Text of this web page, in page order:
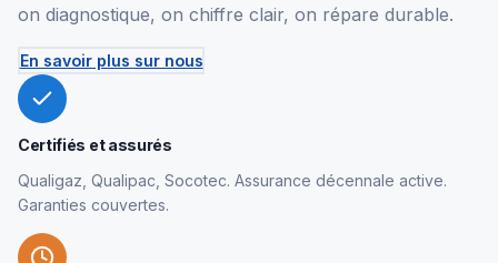
on diagnostique, on chiffre clair, on répare durable.
En savoir plus sur nous
Certifiés et assurés
Qualigaz, Qualipac, Socotec. Assurance décennale active.
Garanties couvertes.